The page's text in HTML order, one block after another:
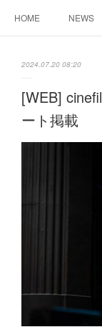
HOME NEWS
2024.07.20 08:20
[WEB]
ート掲載